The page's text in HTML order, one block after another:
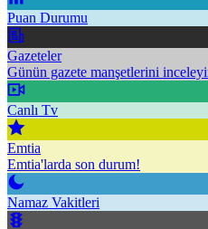
Puan Durumu
Gazeteler
Günün gazete manşetlerini
Canlı Tv
Emtia
Emtia'larda son durum!
Namaz Vakitleri